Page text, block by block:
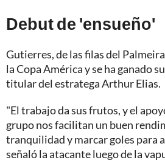
Debut de 'ensueño'
Gutierres, de las filas del
la Copa América y se ha ganado
titular del estratega Arthur Elias.
"El trabajo da sus frutos, y el
grupo nos facilitan un buen
tranquilidad y marcar goles para
señaló la atacante luego de la